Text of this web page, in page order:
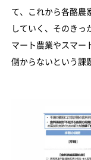
て、これから各酪農
していく、そのきっ
マート農業やスマー
儲からないという課